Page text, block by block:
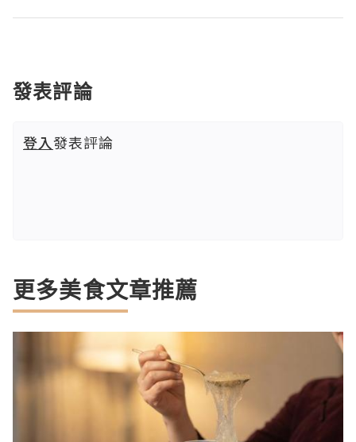
發表評論
登入發表評論
更多美食文章推薦